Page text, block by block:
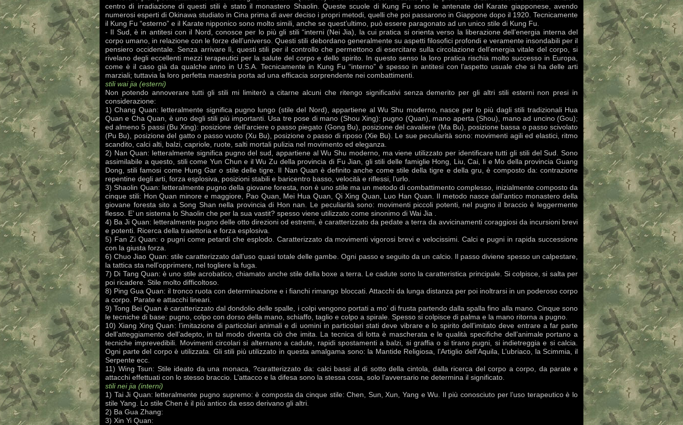
centro di irradiazione di questi stili è stato il monastero Shaolin. Queste scuole di Kung Fu sono le antenate del Karate giapponese, avendo
numerosi esperti di Okinawa studiato in Cina prima di aver deciso i propri metodi, quelli che poi passarono in Giappone dopo il 1920. Tecnicamente
il Kung Fu “esterno” e il Karate nipponico sono molto simili, anche se quest’ultimo, può essere paragonato ad un unico stile di Kung Fu.
- Il Sud, è in antitesi con il Nord, conosce per lo più gli stili “interni (Nei Jia), la cui pratica si orienta verso la liberazione dell’energia interna del
corpo umano, in relazione con le forze dell’universo. Questi stili debordano generalmente su aspetti filosofici profondi e veramente insondabili per il
pensiero occidentale. Senza arrivare lì, questi stili per il controllo che permettono di esercitare sulla circolazione dell’energia vitale del corpo, si
rivelano degli eccellenti mezzi terapeutici per la salute del corpo e dello spirito. In questo senso la loro pratica rischia molto successo in Europa,
come è il caso già da qualche anno in U.S.A. Tecnicamente in Kung Fu “interno” è spesso in antitesi con l’aspetto usuale che si ha delle arti
marziali; tuttavia la loro perfetta maestria porta ad una efficacia sorprendente nei combattimenti.
stili wai jia (esterni)
Non potendo annoverare tutti gli stili mi limiterò a citarne alcuni che ritengo significativi senza demerito per gli altri stili esterni non presi in
considerazione:
1) Chang Quan: letteralmente significa pugno lungo (stile del Nord), appartiene al Wu Shu moderno, nasce per lo più dagli stili tradizionali Hua
Quan e Cha Quan, è uno degli stili più importanti. Usa tre pose di mano (Shou Xing): pugno (Quan), mano aperta (Shou), mano ad uncino (Gou);
ed almeno 5 passi (Bu Xing): posizione dell’arciere o passo piegato (Gong Bu), posizione del cavaliere (Ma Bu), posizione bassa o passo scivolato
(Pu Bu), posizione del gatto o passo vuoto (Xu Bu), posizione o passo di riposo (Xie Bu). Le sue peculiarità sono: movimenti agili ed elastici, ritmo
scandito, calci alti, balzi, capriole, ruote, salti mortali pulizia nel movimento ed eleganza.
2) Nan Quan: letteralmente significa pugno del sud, appartiene al Wu Shu moderno, ma viene utilizzato per identificare tutti gli stili del Sud. Sono
assimilabile a questo, stili come Yun Chun e il Wu Zu della provincia di Fu Jian, gli stili delle famiglie Hong, Liu, Cai, li e Mo della provincia Guang
Dong, stili famosi come Hung Gar o stile delle tigre. Il Nan Quan è definito anche come stile della tigre e della gru, è composto da: contrazione
repentine degli arti, forza esplosiva, posizioni stabili e baricentro basso, velocità e riflessi, l’urlo.
3) Shaolin Quan: letteralmente pugno della giovane foresta, non è uno stile ma un metodo di combattimento complesso, inizialmente composto da
cinque stili: Hon Quan minore e maggiore, Pao Quan, Mei Hua Quan, Qi Xing Quan, Luo Han Quan. Il metodo nasce dall’antico monastero della
giovane foresta sito a Song Shan nella provincia di Hon nan. Le peculiarità sono: movimenti piccoli potenti, nel pugno il braccio è leggermente
flesso. E’ un sistema lo Shaolin che per la sua vastit? spesso viene utilizzato come sinonimo di Wai Jia .
4) Ba Ji Quan: letteralmente pugno delle otto direzioni od estremi, è caratterizzato da pedate a terra da avvicinamenti coraggiosi da incursioni brevi
e potenti. Ricerca della traiettoria e forza esplosiva.
5) Fan Zi Quan: o pugni come petardi che esplodo. Caratterizzato da movimenti vigorosi brevi e velocissimi. Calci e pugni in rapida successione
con la giusta forza.
6) Chuo Jiao Quan: stile caratterizzato dall’uso quasi totale delle gambe. Ogni passo e seguito da un calcio. Il passo diviene spesso un calpestare,
la tattica sta nell’opprimere, nel togliere la fuga.
7) Di Tang Quan: è uno stile acrobatico, chiamato anche stile della boxe a terra. Le cadute sono la caratteristica principale. Si colpisce, si salta per
poi ricadere. Stile molto difficoltoso.
8) Ping Gua Quan: il tronco ruota con determinazione e i fianchi rimango bloccati. Attacchi da lunga distanza per poi inoltrarsi in un poderoso corpo
a corpo. Parate e attacchi lineari.
9) Tong Bei Quan è caratterizzato dal dondolio delle spalle, i colpi vengono portati a mo’ di frusta partendo dalla spalla fino alla mano. Cinque sono
le tecniche di base: pugno, colpo con dorso della mano, schiaffo, taglio e colpo a spirale. Spesso si colpisce di palma e la mano ritorna a pugno.
10) Xiang Xing Quan: l’imitazione di particolari animali e di uomini in particolari stati deve vibrare e lo spirito dell’imitato deve entrare a far parte
dell’atteggiamento dell’adepto, in tal modo diventa ciò che imita. La tecnica di lotta è mascherata e le qualità specifiche dell’animale portano a
tecniche imprevedibili. Movimenti circolari si alternano a cadute, rapidi spostamenti a balzi, si graffia o si tirano pugni, si indietreggia e si calcia.
Ogni parte del corpo è utilizzata. Gli stili più utilizzato in questa amalgama sono: la Mantide Religiosa, l’Artiglio dell’Aquila, L’ubriaco, la Scimmia, il
Serpente ecc.
11) Wing Tsun: Stile ideato da una monaca, ?caratterizzato da: calci bassi al di sotto della cintola, dalla ricerca del corpo a corpo, da parate e
attacchi effettuati con lo stesso braccio. L’attacco e la difesa sono la stessa cosa, solo l’avversario ne determina il significato.
stili nei jia (interni)
1) Tai Ji Quan: letteralmente pugno supremo: è composta da cinque stile: Chen, Sun, Xun, Yang e Wu. Il più conosciuto per l’uso terapeutico è lo
stile Yang. Lo stile Chen è il più antico da esso derivano gli altri.
2) Ba Gua Zhang:
3) Xin Yi Quan: